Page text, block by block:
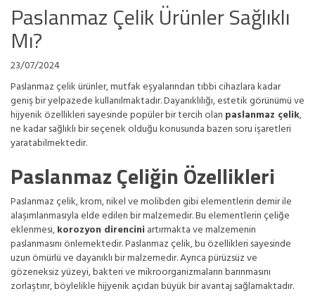
Paslanmaz Çelik Ürünler Sağlıklı
Mı?
23/07/2024
Paslanmaz çelik ürünler, mutfak eşyalarından tıbbi cihazlara kadar
geniş bir yelpazede kullanılmaktadır. Dayanıklılığı, estetik görünümü ve
hijyenik özellikleri sayesinde popüler bir tercih olan paslanmaz çelik,
ne kadar sağlıklı bir seçenek olduğu konusunda bazen soru işaretleri
yaratabilmektedir.
Paslanmaz Çeliğin Özellikleri
Paslanmaz çelik, krom, nikel ve molibden gibi elementlerin demir ile
alaşımlanmasıyla elde edilen bir malzemedir. Bu elementlerin çeliğe
eklenmesi,korozyon direnciniartırmakta ve malzemenin
paslanmasını önlemektedir. Paslanmaz çelik, bu özellikleri sayesinde
uzun ömürlü ve dayanıklı bir malzemedir. Ayrıca pürüzsüz ve
gözeneksiz yüzeyi, bakteri ve mikroorganizmaların barınmasını
zorlaştırır, böylelikle hijyenik açıdan büyük bir avantaj sağlamaktadır.